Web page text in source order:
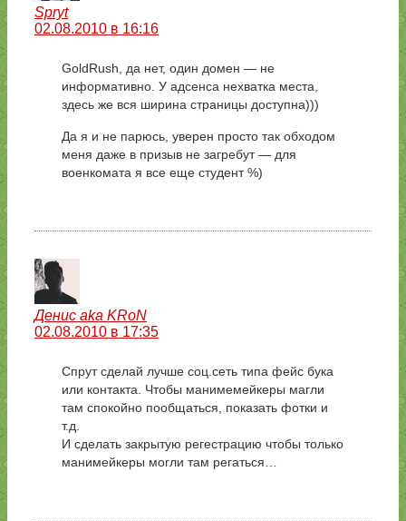
Spryt
02.08.2010 в 16:16
GoldRush, да нет, один домен — не
информативно. У адсенса нехватка места,
здесь же вся ширина страницы доступна)))
Да я и не парюсь, уверен просто так обходом
меня даже в призыв не загребут — для
военкомата я все еще студент %)
Денис aka KRoN
02.08.2010 в 17:35
Спрут сделай лучше соц.сеть типа фейс бука
или контакта. Чтобы манимемейкеры магли
там спокойно пообщаться, показать фотки и
т.д.
И сделать закрытую регестрацию чтобы только
манимейкеры могли там регаться…